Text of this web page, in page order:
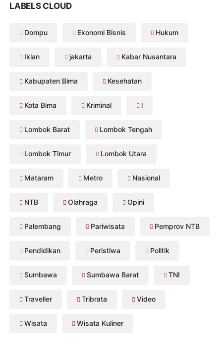
LABELS CLOUD
Dompu Ekonomi Bisnis Hukum
Iklan jakarta Kabar Nusantara
Kabupaten Bima Kesehatan
Kota Bima Kriminal l
Lombok Barat Lombok Tengah
Lombok Timur Lombok Utara
Mataram Metro Nasional
NTB Olahraga Opini
Palembang Pariwisata Pemprov NTB
Pendidikan Peristiwa Politik
Sumbawa Sumbawa Barat TNI
Traveller Tribrata Video
Wisata Wisata Kuliner